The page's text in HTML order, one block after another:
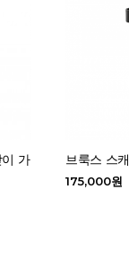
가
브룩스 스
175,000원